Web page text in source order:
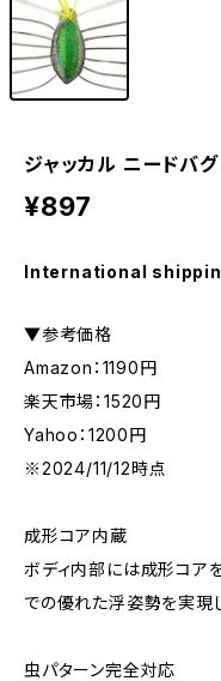
ジャッカル ニードバ
¥897
International
▼参考価格
Amazon：1190円
楽天市場：1520円
Yahoo：1200円
※2024/11/12時点
成形コア内蔵
ボディ内部には成形コア
での優れた浮姿勢を実現
虫パターン完全対応